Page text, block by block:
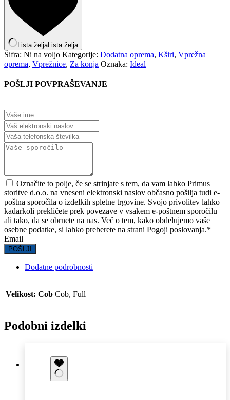
Lista želja Lista želja
Šifra: Ni na voljo Kategorije: Dodatna oprema, Kširi, Vprežna
oprema, Vprežnice, Za konja Oznaka: Ideal
POŠLJI POVPRAŠEVANJE
Označite to polje, če se strinjate s tem, da vam lahko Primus
storitve d.o.o. na vneseni elektronski naslov občasno pošilja tudi e-
poštna sporočila o izdelkih spletne trgovine. Svojo privolitev lahko
kadarkoli prekličete prek povezave v vsakem e-poštnem sporočilu
ali tako, da se obrnete na nas. Več o tem, kako obdelujemo vaše
osebne podatke, si lahko preberete na strani Pogoji poslovanja.*
Email
POŠLJI
Dodatne podrobnosti
Velikost: Cob Cob, Full
Podobni izdelki